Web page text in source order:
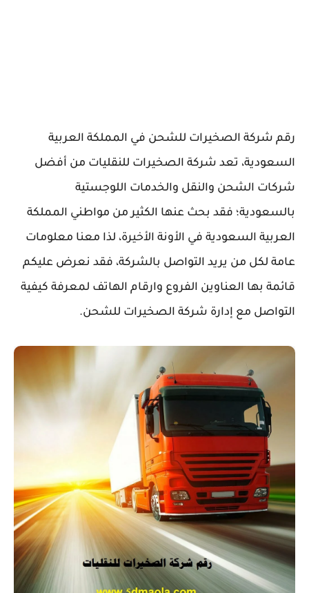
رقم شركة الصخيرات للشحن في المملكة العربية
السعودية، تعد شركة الصخيرات للنقليات من أفضل
شركات الشحن والنقل والخدمات اللوجستية
بالسعودية؛ فقد بحث عنها الكثير من مواطني المملكة
العربية السعودية في الأونة الأخيرة، لذا معنا معلومات
عامة لكل من يريد التواصل بالشركة، فقد نعرض عليكم
قائمة بها العناوين الفروع وارقام الهاتف لمعرفة كيفية
التواصل مع إدارة شركة الصخيرات للشحن.